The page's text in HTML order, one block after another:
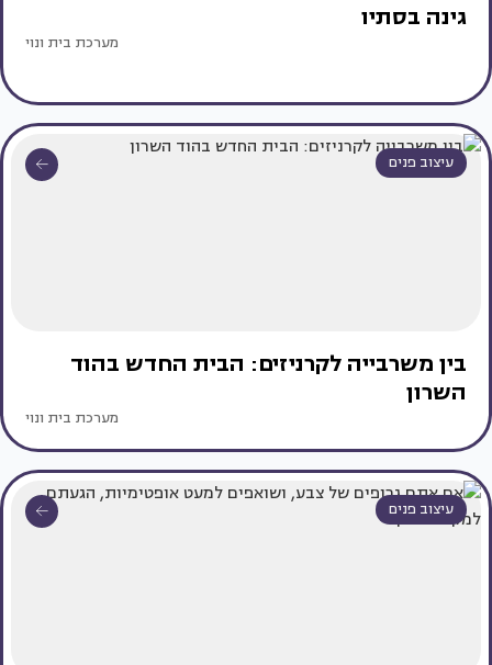
גינה בסתיו
מערכת בית ונוי
עיצוב פנים
בין משרבייה לקרניזים: הבית החדש בהוד
השרון
מערכת בית ונוי
עיצוב פנים